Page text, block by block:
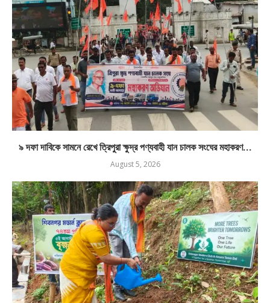
৯ দফা দাবিকে সামনে রেখে ত্রিপুরা ক্ষুদ্র পণ্যবাহী যান চালক সংঘের মহাকরণ...
August 5, 2026